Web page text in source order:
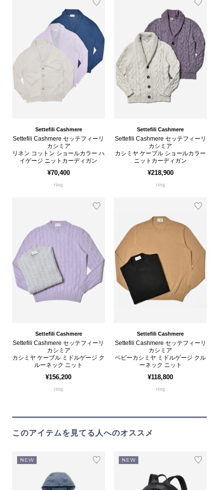
Settefili Cashmere
Settefili Cashmere セッテフィーリ
カシミア
リネン コットン ショールカラー ハ
イゲージ ニットカーディガン
¥70,400
ring
Settefili Cashmere
Settefili Cashmere セッテフィーリ
カシミア
カシミヤ ケーブル ショールカラー
ニットカーディガン
¥218,900
ring
Settefili Cashmere
Settefili Cashmere セッテフィーリ
カシミア
カシミヤ ケーブル ミドルゲージ ク
ルーネック ニット
¥156,200
ring
Settefili Cashmere
Settefili Cashmere セッテフィーリ
カシミア
ベビーカシミヤ ミドルゲージ クル
ーネック ニット
¥118,800
ring
このアイテムを見てる人へのオススメ
NEW NEW